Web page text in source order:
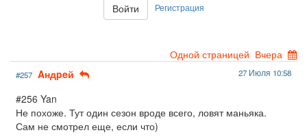
Войти Регистрация
Одной страницей Вчера
#257 Aндpeй 27 Июля 10:58
#256 Yan
Не похоже. Тут один сезон вроде всего, ловят маньяка.
Сам не смотрел еще, если что)